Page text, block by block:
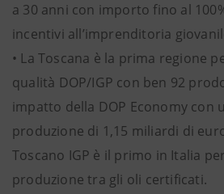
a 30 anni con importo fino al
incentivi all’imprenditoria
• La Toscana è la prima regione
qualità DOP/IGP con ben 92
impatto della DOP Economy con
produzione di 1,15 miliardi di
Toscano IGP è il primo in Italia
produzione tra gli oli certificati.